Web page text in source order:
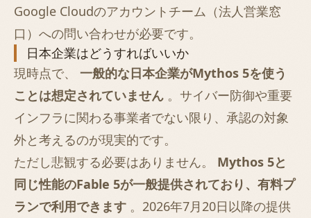
Google Cloudのアカウントチーム（法人営業窓
口）への問い合わせが必要です。
日本企業はどうすればいいか
現時点で、 一般的な日本企業がMythos 5を使う
ことは想定されていません 。サイバー防御や重要
インフラに関わる事業者でない限り、承認の対象
外と考えるのが現実的です。
ただし悲観する必要はありません。 Mythos 5と
同じ性能のFable 5が一般提供されており、有料プ
ランで利用できます 。2026年7月20日以降の提供